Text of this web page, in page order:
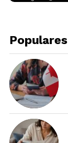
Populares